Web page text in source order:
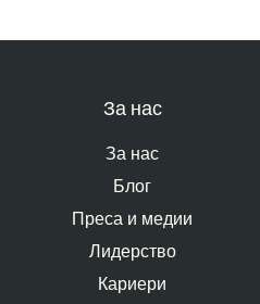
За нас
За нас
Блог
Преса и медии
Лидерство
Кариери